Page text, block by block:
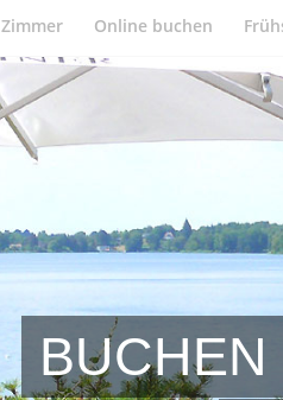
Zimmer Online buchen